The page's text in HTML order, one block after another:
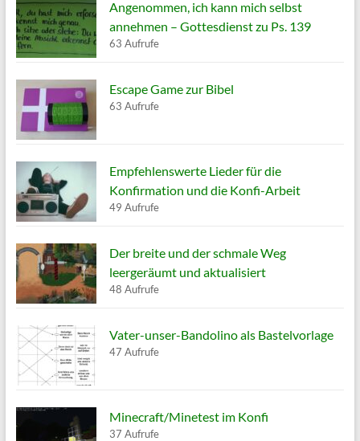
Angenommen, ich kann mich selbst
annehmen – Gottesdienst zu Ps. 139
63 Aufrufe
Escape Game zur Bibel
63 Aufrufe
Empfehlenswerte Lieder für die
Konfirmation und die Konfi-Arbeit
49 Aufrufe
Der breite und der schmale Weg
leergeräumt und aktualisiert
48 Aufrufe
Vater-unser-Bandolino als Bastelvorlage
47 Aufrufe
Minecraft/Minetest im Konfi
37 Aufrufe